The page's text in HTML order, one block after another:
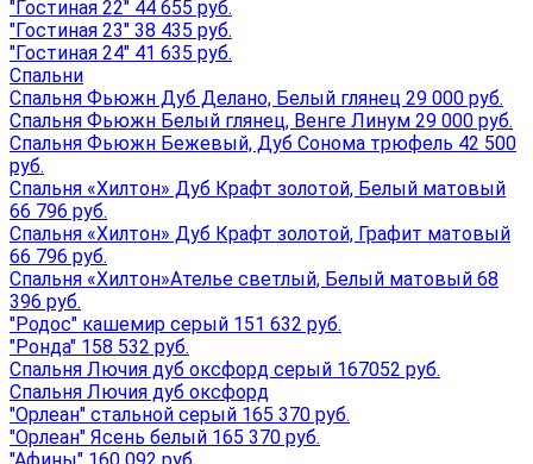
"Гостиная 22" 44 655 руб.
"Гостиная 23" 38 435 руб.
"Гостиная 24" 41 635 руб.
Спальни
Спальня Фьюжн Дуб Делано, Белый глянец 29 000 руб.
Спальня Фьюжн Белый глянец, Венге Линум 29 000 руб.
Спальня Фьюжн Бежевый, Дуб Сонома трюфель 42 500
руб.
Спальня «Хилтон» Дуб Крафт золотой, Белый матовый
66 796 руб.
Спальня «Хилтон» Дуб Крафт золотой, Графит матовый
66 796 руб.
Спальня «Хилтон»Ателье светлый, Белый матовый 68
396 руб.
"Родос" кашемир серый 151 632 руб.
"Ронда" 158 532 руб.
Спальня Лючия дуб оксфорд серый 167052 руб.
Спальня Лючия дуб оксфорд
"Орлеан" стальной серый 165 370 руб.
"Орлеан" Ясень белый 165 370 руб.